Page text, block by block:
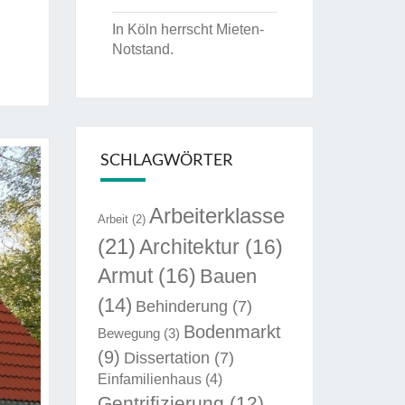
In Köln herrscht Mieten-
Notstand.
SCHLAGWÖRTER
Arbeit(2) Arbeiterklasse
(21) Architektur(16)
Armut(16) Bauen
(14) Behinderung (7)
Bewegung(3) Bodenmarkt
(9) Dissertation (7)
Einfamilienhaus(4)